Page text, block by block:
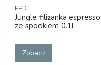
PPD
Jungle filiżanka espresso
ze spodkiem 0.1l
Zobacz